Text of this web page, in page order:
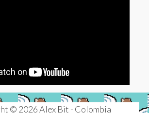
© 2026 Alex Bit - Colombia